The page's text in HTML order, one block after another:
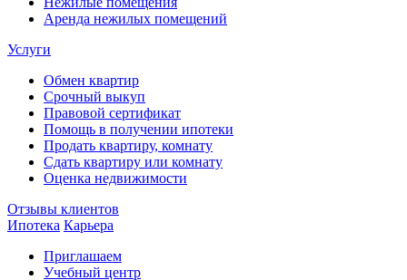
Аренда нежилых помещений
Услуги
Обмен квартир
Срочный выкуп
Правовой сертификат
Помощь в получении ипотеки
Продать квартиру, комнату
Сдать квартиру или комнату
Оценка недвижимости
Отзывы клиентов
Ипотека Карьера
Приглашаем
Учебный центр